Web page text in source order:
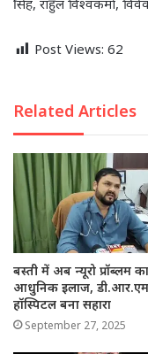
सिंह, राहुल विश्वकर्मा,
Post Views: 62
Related Articles
बस्ती में अब न्यूरो प्रॉब्लम
आधुनिक इलाज,
हॉस्पिटल बना सहारा
September 27, 2025